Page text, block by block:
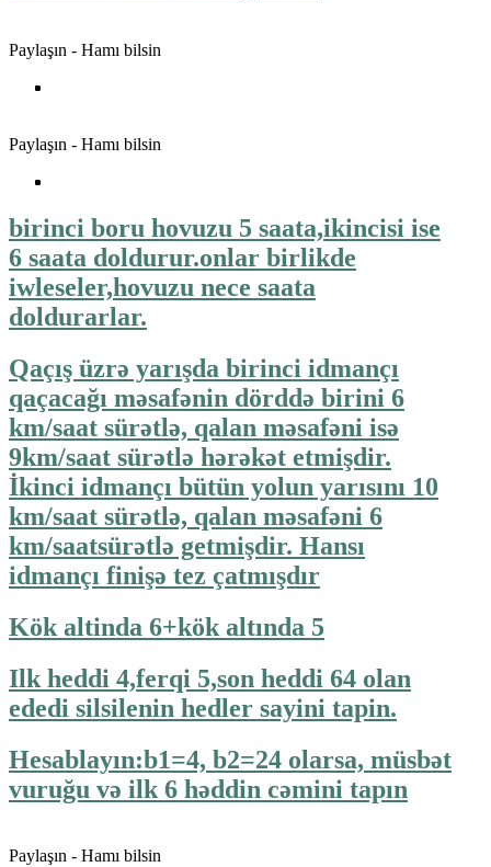
Paylaşın - Hamı bilsin
Paylaşın - Hamı bilsin
birinci boru hovuzu 5 saata,ikincisi ise
6 saata doldurur.onlar birlikde
iwleseler,hovuzu nece saata
doldurarlar.
Qaçış üzrə yarışda birinci idmançı
qaçacağı məsafənin dörddə birini 6
km/saat sürətlə, qalan məsafəni isə
9km/saat sürətlə hərəkət etmişdir.
İkinci idmançı bütün yolun yarısını 10
km/saat sürətlə, qalan məsafəni 6
km/saatsürətlə getmişdir. Hansı
idmançı finişə tez çatmışdır
Kök altinda 6+kök altında 5
Ilk heddi 4,ferqi 5,son heddi 64 olan
ededi silsilenin hedler sayini tapin.
Hesablayın:b1=4, b2=24 olarsa, müsbət
vuruğu və ilk 6 həddin cəmini tapın
Paylaşın - Hamı bilsin